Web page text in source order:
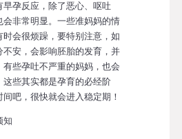
孕反应，除了恶心、呕吐
会非常明显。一些准妈妈的情
时会很烦躁，要特别注意，如
不安，会影响胚胎的发育，并
有些孕吐不严重的妈妈，也会
这些其实都是孕育的必经阶
吧，很快就会进入稳定期！